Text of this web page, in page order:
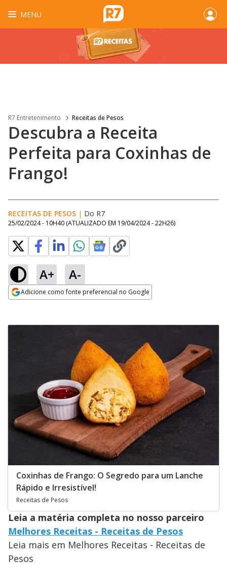
MENU
R7 Entretenimento Receitas de Pesos
Descubra a Receita
Perfeita para Coxinhas de
Frango!
RECEITAS DE PESOS | Do R7
25/02/2024 - 10H40 (ATUALIZADO EM 19/04/2024 - 22H26)
A+ A-
Adicione como fonte preferencial no Google
Coxinhas de Frango: O Segredo para um Lanche
Rápido e Irresistível!
Receitas de Pesos
Leia a matéria completa no nosso parceiro
Melhores Receitas - Receitas de Pesos
Leia mais em Melhores Receitas - Receitas de
Pesos